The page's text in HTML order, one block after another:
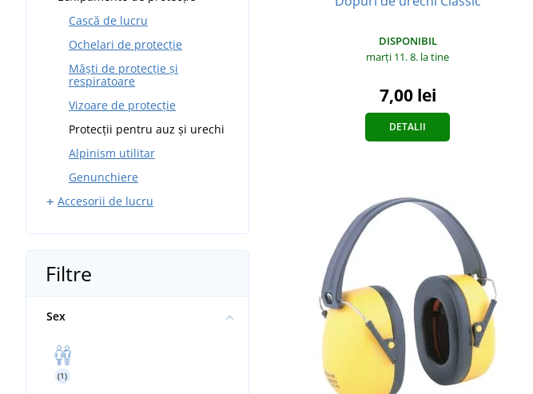
Șepci și căciuli reflectorizante
Salopete de sudură
Ochelari de sudură
Măști de sudură
Încălțăminte de sudură
Grădină
Combinate
Mecanic
Cauciuc
Anti-tăiere
Anti vibrații
Dielectrice
Cască de lucru
Ochelari de protecție
Măști de protecție și
respiratoare
Vizoare de protecție
Protecții pentru auz și urechi
Alpinism utilitar
Genunchiere
Accesorii de lucru
Filtre
Sex
(1)
DISPONIBIL
marți 11. 8. la tine
7,00 lei
DETALII